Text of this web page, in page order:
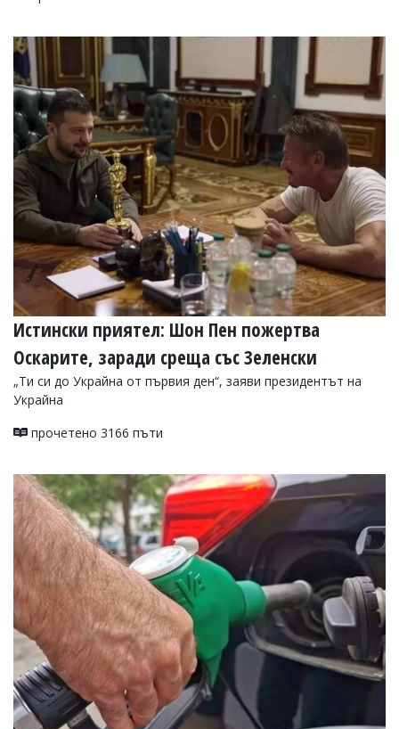
Истински приятел: Шон Пен пожертва
Оскарите, заради среща със Зеленски
„Ти си до Украйна от първия ден“, заяви президентът на
Украйна
прочетено 3166 пъти